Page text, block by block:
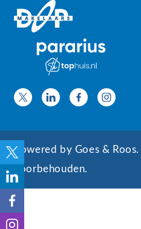
Powered by Goes & Roos.
voorbehouden.